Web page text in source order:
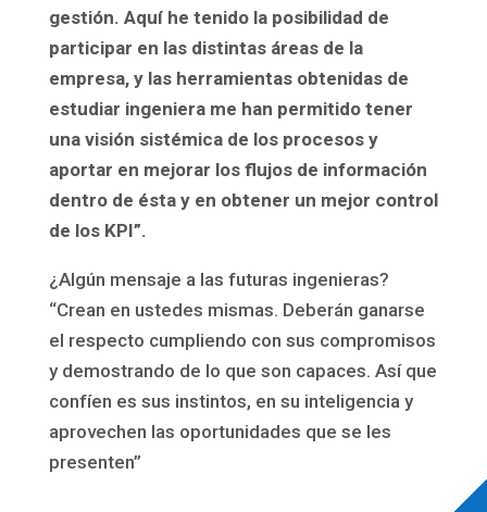
gestión. Aquí he tenido la posibilidad de
participar en las distintas áreas de la
empresa, y las herramientas obtenidas de
estudiar ingeniera me han permitido tener
una visión sistémica de los procesos y
aportar en mejorar los flujos de información
dentro de ésta y en obtener un mejor control
de los KPI”.
¿Algún mensaje a las futuras ingenieras?
“Crean en ustedes mismas. Deberán ganarse
el respecto cumpliendo con sus compromisos
y demostrando de lo que son capaces. Así que
confíen es sus instintos, en su inteligencia y
aprovechen las oportunidades que se les
presenten”